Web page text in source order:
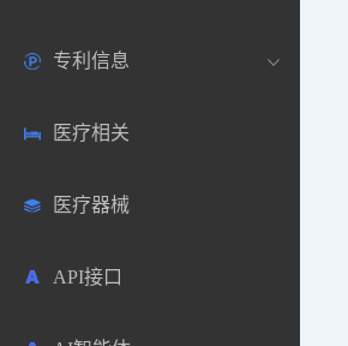
生物数据库
药品市场信息
合成化工
药物分析
欧洲
日本
其他各国
医药论坛
药研咨询
医药科普
学术搜索
SciHub文献
文献下载
文献管理
专利信息
各国专利局官方查询
医药专利
商业专利数据库
医疗相关
医疗器械
API接口